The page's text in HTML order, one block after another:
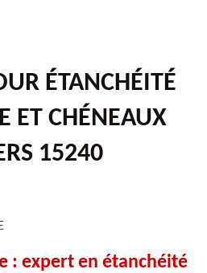
ÉTANCHÉITÉ
ET CHÉNEAUX
15240
: expert en étanchéité